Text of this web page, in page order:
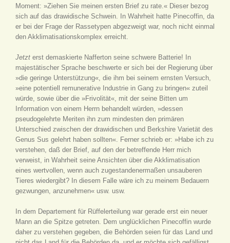
Moment: »Ziehen Sie meinen ersten Brief zu rate.« Dieser bezog
sich auf das drawidische Schwein. In Wahrheit hatte Pinecoffin, da
er bei der Frage der Rassetypen abgezweigt war, noch nicht einmal
den Akklimatisationskomplex erreicht.
Jetzt erst demaskierte Nafferton seine schwere Batterie! In
majestätischer Sprache beschwerte er sich bei der Regierung über
»die geringe Unterstützung«, die ihm bei seinem ernsten Versuch,
»eine potentiell remunerative Industrie in Gang zu bringen« zuteil
würde, sowie über die »Frivolität«, mit der seine Bitten um
Information von einem Herrn behandelt würden, »dessen
pseudogelehrte Meriten ihn zum mindesten den primären
Unterschied zwischen der drawidischen und Berkshire Varietät des
Genus Sus gelehrt haben sollten«. Ferner schrieb er: »Habe ich zu
verstehen, daß der Brief, auf den der betreffende Herr mich
verweist, in Wahrheit seine Ansichten über die Akklimatisation
eines wertvollen, wenn auch zugestandenermaßen unsauberen
Tieres wiedergibt? In diesem Falle wäre ich zu meinem Bedauern
gezwungen, anzunehmen« usw. usw.
In dem Departement für Rüffelerteilung war gerade erst ein neuer
Mann an die Spitze getreten. Dem unglücklichen Pinecoffin wurde
daher zu verstehen gegeben, die Behörden seien für das Land und